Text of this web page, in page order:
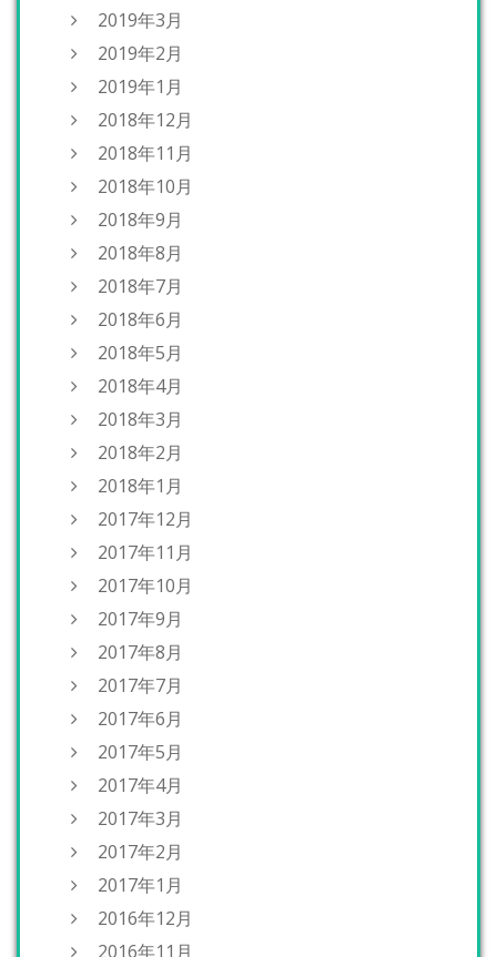
2019年3月
2019年2月
2019年1月
2018年12月
2018年11月
2018年10月
2018年9月
2018年8月
2018年7月
2018年6月
2018年5月
2018年4月
2018年3月
2018年2月
2018年1月
2017年12月
2017年11月
2017年10月
2017年9月
2017年8月
2017年7月
2017年6月
2017年5月
2017年4月
2017年3月
2017年2月
2017年1月
2016年12月
2016年11月